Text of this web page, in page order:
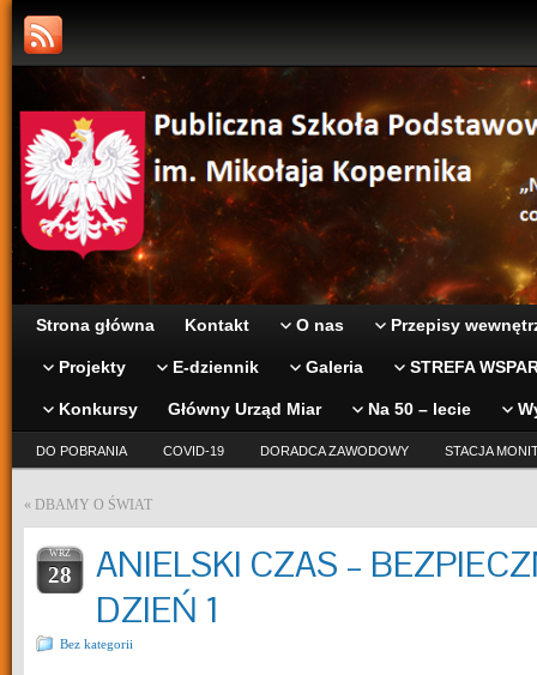
Strona główna Kontakt O nas Przepisy
Projekty E-dziennik Galeria STREFA
Konkursy Główny Urząd Miar Na 50 – lecie
DO POBRANIA COVID-19 DORADCA ZAWODOWY STACJA
« DBAMY O ŚWIAT
WRZ
28
ANIELSKI CZAS –
DZIEŃ 1
Bez kategorii